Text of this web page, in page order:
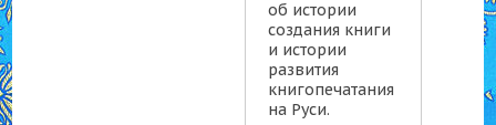
об истории
создания книги
и истории
развития
книгопечатания
на Руси.